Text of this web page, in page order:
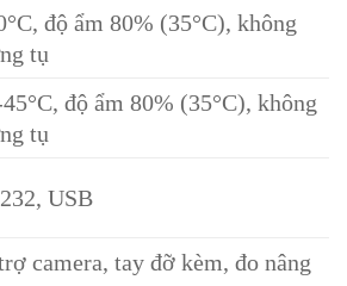
độ ẩm 80% (35°C), không
tụ
độ ẩm 80% (35°C), không
tụ
USB
camera, tay đỡ kèm, đo nâng